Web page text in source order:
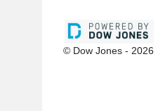
© Dow Jones - 2026